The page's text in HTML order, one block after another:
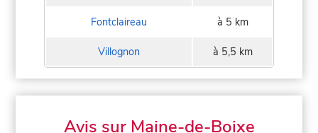
Fontclaireau à 5 km
Villognon à 5,5 km
Avis sur Maine-de-Boixe